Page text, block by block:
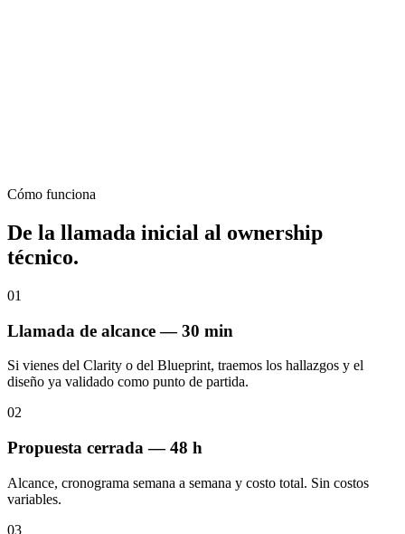
Cómo funciona
De la llamada inicial al ownership
técnico.
01
Llamada de alcance — 30 min
Si vienes del Clarity o del Blueprint, traemos los hallazgos y el
diseño ya validado como punto de partida.
02
Propuesta cerrada — 48 h
Alcance, cronograma semana a semana y costo total. Sin costos
variables.
03